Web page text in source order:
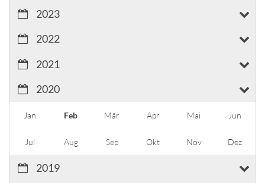
2023
2022
2021
2020
Jan Feb Mär Apr Mai Jun
Jul Aug Sep Okt Nov Dez
2019